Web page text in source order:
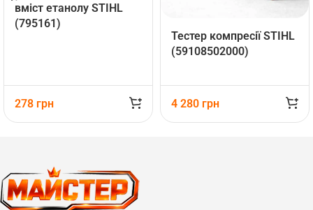
вміст етанолу STIHL
(795161)
278 грн
Тестер компресії STIHL
(59108502000)
4 280 грн